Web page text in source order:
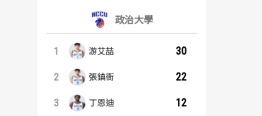
政治大學
1 游艾喆 30
2 張鎮衙 22
3 丁恩迪 12